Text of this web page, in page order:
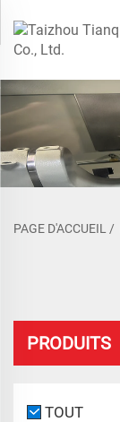
PAGE D'ACCUEIL /
PRODUITS
TOUT